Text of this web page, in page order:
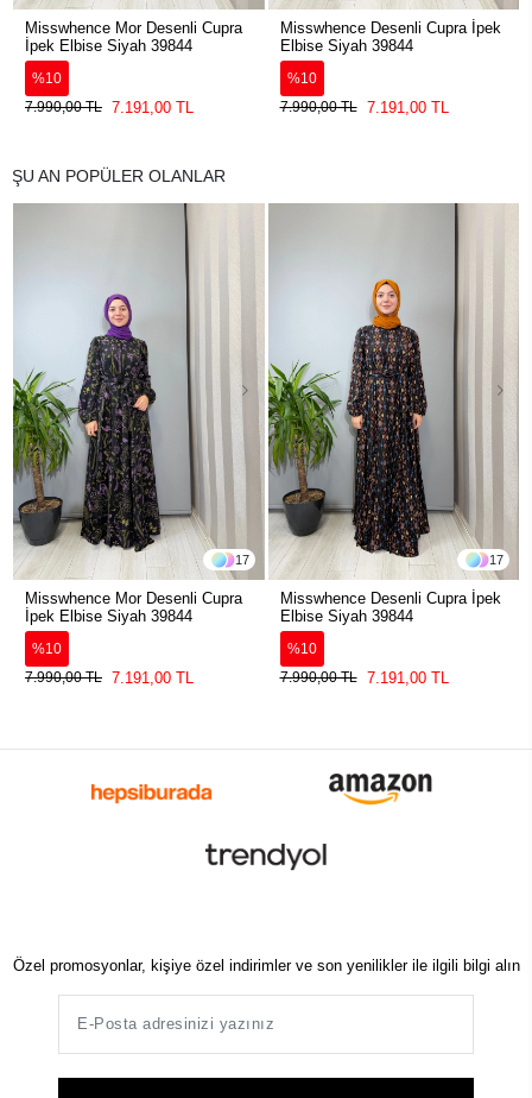
Misswhence Mor Desenli Cupra
İpek Elbise Siyah 39844
%10
7.990,00 TL 7.191,00 TL
Misswhence Desenli Cupra İpek
Elbise Siyah 39844
%10
7.990,00 TL
7.191,00 TL
ŞU AN POPÜLER OLANLAR
17
Misswhence Mor Desenli Cupra
İpek Elbise Siyah 39844
%10
7.990,00 TL 7.191,00 TL
17
Misswhence Desenli Cupra İpek
Elbise Siyah 39844
%10
7.990,00 TL
7.191,00 TL
Özel promosyonlar, kişiye özel indirimler ve son yenilikler ile ilgili bilgi alın